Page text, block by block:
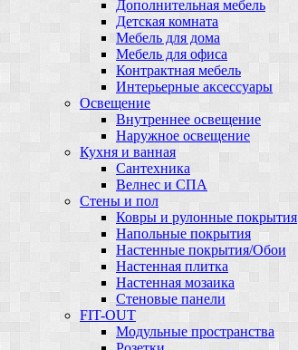
Дополнительная мебель
Детская комната
Мебель для дома
Мебель для офиса
Контрактная мебель
Интерьерные аксессуары
Освещение
Внутреннее освещение
Наружное освещение
Кухня и ванная
Сантехника
Велнес и СПА
Стены и пол
Ковры и рулонные покрытия
Напольные покрытия
Настенные покрытия/Обои
Настенная плитка
Настенная мозаика
Стеновые панели
FIT-OUT
Модульные пространства